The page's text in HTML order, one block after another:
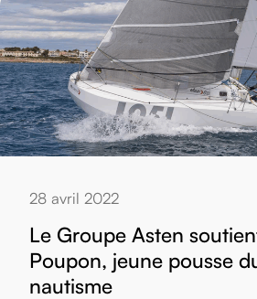
28 avril 2022
Le Groupe Asten
Poupon, jeune pousse
nautisme